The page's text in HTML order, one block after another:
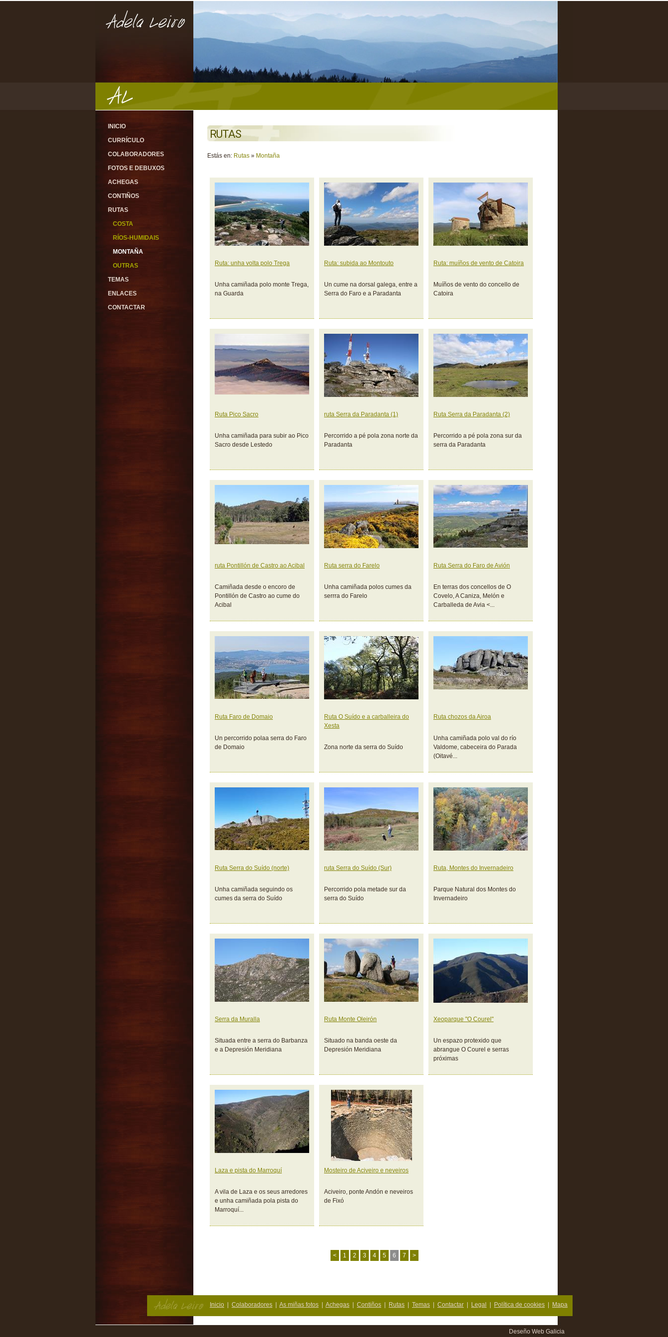
INICIO
CURRÍCULO
COLABORADORES
FOTOS E DEBUXOS
ACHEGAS
CONTIÑOS
RUTAS
COSTA
RÍOS-HUMIDAIS
MONTAÑA
OUTRAS
TEMAS
ENLACES
CONTACTAR
RUTAS
Estás en: Rutas » Montaña
Ruta: unha volta polo Trega
Unha camiñada polo monte Trega,
na Guarda
Ruta: subida ao Montouto
Un cume na dorsal galega, entre a
Serra do Faro e a Paradanta
Ruta: muíños de vento de Catoira
Muíños de vento do concello de
Catoira
Ruta Pico Sacro
Unha camiñada para subir ao Pico
Sacro desde Lestedo
ruta Serra da Paradanta (1)
Percorrido a pé pola zona norte da
Paradanta
Ruta Serra da Paradanta (2)
Percorrido a pé pola zona sur da
serra da Paradanta
ruta Pontillón de Castro ao Acibal
Camiñada desde o encoro de
Pontillón de Castro ao cume do
Acibal
Ruta serra do Farelo
Unha camiñada polos cumes da
serrra do Farelo
Ruta Serra do Faro de Avión
En terras dos concellos de O
Covelo, A Caniza, Melón e
Carballeda de Avia <...
Ruta Faro de Domaio
Un percorrido polaa serra do Faro
de Domaio
Ruta O Suído e a carballeira do
Xesta
Zona norte da serra do Suído
Ruta chozos da Airoa
Unha camiñada polo val do río
Valdome, cabeceira do Parada
(Oitavé...
Ruta Serra do Suído (norte)
Unha camiñada seguindo os
cumes da serra do Suído
ruta Serra do Suído (Sur)
Percorrido pola metade sur da
serra do Suído
Ruta, Montes do Invernadeiro
Parque Natural dos Montes do
Invernadeiro
Serra da Muralla
Situada entre a serra do Barbanza
e a Depresión Meridiana
Ruta Monte Oleirón
Situado na banda oeste da
Depresión Meridiana
Xeoparque "O Courel"
Un espazo protexido que
abrangue O Courel e serras
próximas
Laza e pista do Marroquí
A vila de Laza e os seus arredores
e unha camiñada pola pista do
Marroquí...
Mosteiro de Aciveiro e neveiros
Aciveiro, ponte Andón e neveiros
de Fixó
< 1 2 3 4 5 6 7 >
Inicio Colaboradores As miñas fotos Achegas Contiños Rutas Temas Contactar Legal Política de cookies Mapa
Deseño Web Galicia